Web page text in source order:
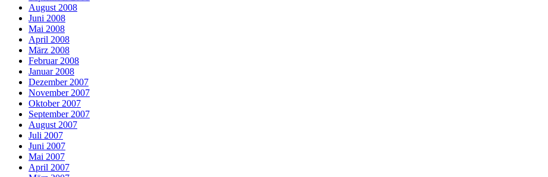
August 2008
Juni 2008
Mai 2008
April 2008
März 2008
Februar 2008
Januar 2008
Dezember 2007
November 2007
Oktober 2007
September 2007
August 2007
Juli 2007
Juni 2007
Mai 2007
April 2007